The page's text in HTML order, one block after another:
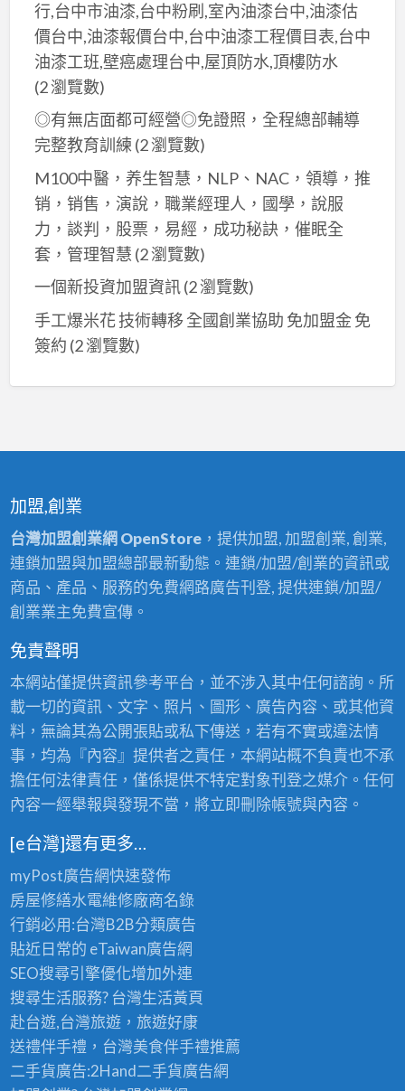
行,台中市油漆,台中粉刷,室內油漆台中,油漆估
價台中,油漆報價台中,台中油漆工程價目表,台中
油漆工班,壁癌處理台中,屋頂防水,頂樓防水
(2 瀏覽數)
◎有無店面都可經營◎免證照，全程總部輔導
完整教育訓練 (2 瀏覽數)
M100中醫，养生智慧，NLP、NAC，領導，推
销，销售，演說，職業經理人，國學，說服
力，談判，股票，易經，成功秘訣，催眠全
套，管理智慧 (2 瀏覽數)
一個新投資加盟資訊(2 瀏覽數)
手工爆米花 技術轉移 全國創業協助 免加盟金 免
簽約 (2 瀏覽數)
加盟,創業
台灣加盟創業網 OpenStore，提供加盟, 加盟創業, 創業,
連鎖加盟與加盟總部最新動態。連鎖/加盟/創業的資訊或
商品、產品、服務的免費網路廣告刊登, 提供連鎖/加盟/
創業業主免費宣傳。
免責聲明
本網站僅提供資訊參考平台，並不涉入其中任何諮詢。所
載一切的資訊、文字、照片、圖形、廣告內容、或其他資
料，無論其為公開張貼或私下傳送，若有不實或違法情
事，均為『內容』提供者之責任，本網站概不負責也不承
擔任何法律責任，僅係提供不特定對象刊登之媒介。任何
內容一經舉報與發現不當，將立即刪除帳號與內容。
[e台灣]還有更多…
myPost廣告網快速發佈
房屋修繕水電維修廠商名錄
行銷必用:台灣B2B分類廣告
貼近日常的 eTaiwan廣告網
SEO搜尋引擎優化增加外連
搜尋生活服務? 台灣生活黃頁
赴台遊,台灣旅遊，旅遊好康
送禮伴手禮，台灣美食伴手禮推薦
二手貨廣告:2Hand二手貨廣告網